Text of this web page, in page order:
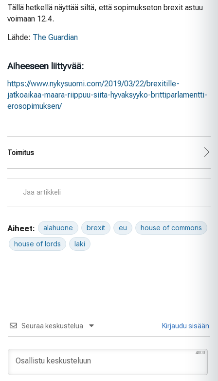
Tällä hetkellä näyttää siltä, että sopimukseton brexit astuu
voimaan 12.4.
Lähde: The Guardian
Aiheeseen liittyvää:
https://www.nykysuomi.com/2019/03/22/brexitille-
jatkoaikaa-maara-riippuu-siita-hyvaksyyko-brittiparlamentti-
erosopimuksen/
Toimitus
Jaa artikkeli
Aiheet: alahuone brexit eu
house of commons
house of lords
laki
Seuraa keskustelua Kirjaudu sisään
4000